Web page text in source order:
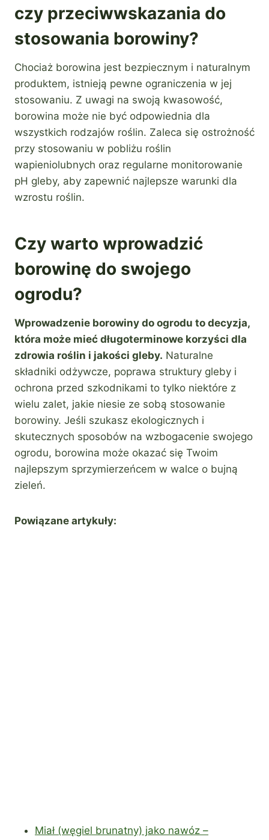
czy przeciwwskazania do
stosowania borowiny?
Chociaż borowina jest bezpiecznym i naturalnym
produktem, istnieją pewne ograniczenia w jej
stosowaniu. Z uwagi na swoją kwasowość,
borowina może nie być odpowiednia dla
wszystkich rodzajów roślin. Zaleca się ostrożność
przy stosowaniu w pobliżu roślin
wapieniolubnych oraz regularne monitorowanie
pH gleby, aby zapewnić najlepsze warunki dla
wzrostu roślin.
Czy warto wprowadzić
borowinę do swojego
ogrodu?
Wprowadzenie borowiny do ogrodu to decyzja,
która może mieć długoterminowe korzyści dla
zdrowia roślin i jakości gleby. Naturalne
składniki odżywcze, poprawa struktury gleby i
ochrona przed szkodnikami to tylko niektóre z
wielu zalet, jakie niesie ze sobą stosowanie
borowiny. Jeśli szukasz ekologicznych i
skutecznych sposobów na wzbogacenie swojego
ogrodu, borowina może okazać się Twoim
najlepszym sprzymierzeńcem w walce o bujną
zieleń.
Powiązane artykuły:
Miał (węgiel brunatny) jako nawóz –